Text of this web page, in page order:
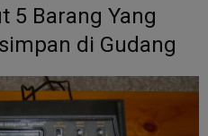
5 Barang Yang
di Gudang